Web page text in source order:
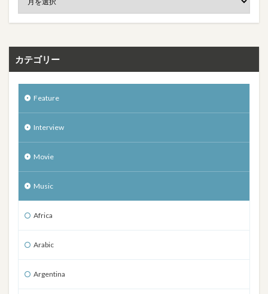
カテゴリー
Feature
Interview
Movie
Music
Africa
Arabic
Argentina